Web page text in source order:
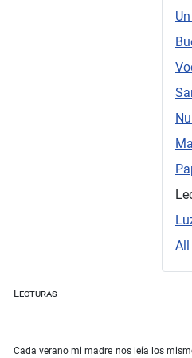
All
Lecturas
Cada verano mi madre nos leía los